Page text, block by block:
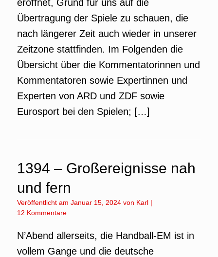
eröffnet, Grund für uns auf die
Übertragung der Spiele zu schauen, die
nach längerer Zeit auch wieder in unserer
Zeitzone stattfinden. Im Folgenden die
Übersicht über die Kommentatorinnen und
Kommentatoren sowie Expertinnen und
Experten von ARD und ZDF sowie
Eurosport bei den Spielen; […]
1394 – Großereignisse nah
und fern
Veröffentlicht am Januar 15, 2024 von Karl |
12 Kommentare
N’Abend allerseits, die Handball-EM ist in
vollem Gange und die deutsche